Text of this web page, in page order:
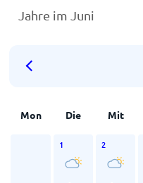
Jahre im Juni
Mon Die Mit
1 2